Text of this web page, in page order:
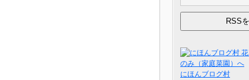
にほんブログ村